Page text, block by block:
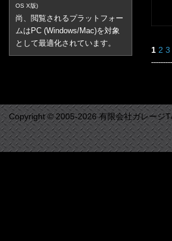
OS X版)
尚、閲覧されるプラットフォー
ムはPC (Windows/Mac)を対象
として最適化されています。
1 2 3
Copyright © 2005-2026 有限会社ガレージ